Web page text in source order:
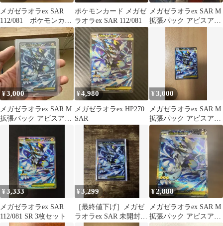
メガゼラオラex SAR
112/081 ポケモンカー
ド
ポケモンカード メガゼ
ラオラex SAR 112/081
メガゼラオラex SAR M
拡張パック アビスアイ
¥3,000
メガゼラオラex SAR M
拡張パック アビスアイ
¥4,980
メガゼラオラex HP270
SAR
¥3,000
メガゼラオラex SAR M
拡張パック アビスアイ
キラ 112/081
¥3,333
メガゼラオラex SAR
112/081 SR 3枚セット
¥3,299
［最終値下げ］メガゼ
ラオラex SAR 未開封・
¥2,888
メガゼラオラex SAR M
拡張パック アビスアイ